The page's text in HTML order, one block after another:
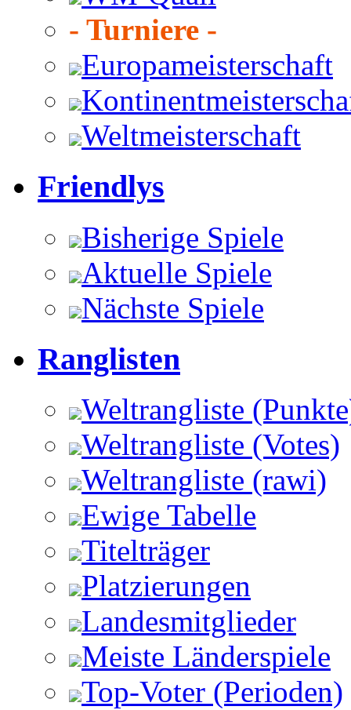
- Turniere -
Europameisterschaft
Weltmeisterschaft
Friendlys
Bisherige Spiele
Aktuelle Spiele
Nächste Spiele
Ranglisten
Weltrangliste
Weltrangliste (Votes)
Weltrangliste (rawi)
Ewige Tabelle
Titelträger
Platzierungen
Landesmitglieder
Meiste Länderspiele
Top-Voter (Perioden)